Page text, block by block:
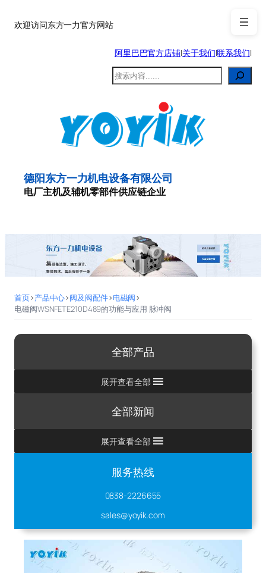
至欢迎访问东方一力官方网站
阿里巴巴官方店铺|关于我们|联系我们|
搜
索
德阳东方一力机电设备有限公司
电厂主机及辅机零部件供应链企业
首页>产品中心>阀及阀配件>电磁阀>
电磁阀WSNFETE210D489的功能与应用 脉冲阀
全部产品
展开查看全部
全部新闻
展开查看全部
服务热线
0838-2226655
sales@yoyik.com